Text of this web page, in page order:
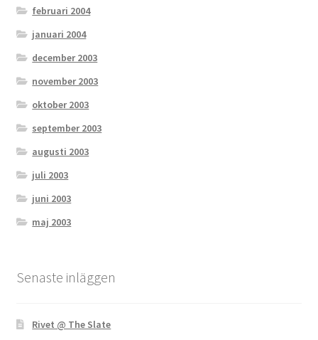
februari 2004
januari 2004
december 2003
november 2003
oktober 2003
september 2003
augusti 2003
juli 2003
juni 2003
maj 2003
Senaste inläggen
Rivet @ The Slate